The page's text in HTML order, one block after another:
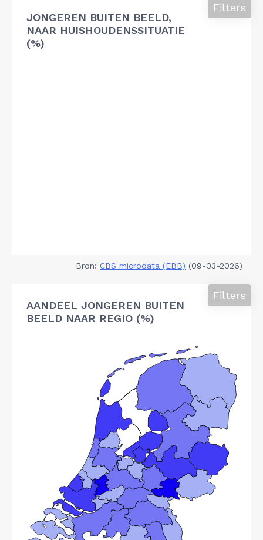
JONGEREN BUITEN BEELD,
NAAR HUISHOUDENSSITUATIE
(%)
Filters
Bron: CBS microdata (EBB) (09-03-2026)
AANDEEL JONGEREN BUITEN
BEELD NAAR REGIO (%)
Filters